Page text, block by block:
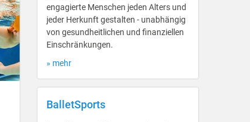
engagierte Menschen jeden Alters und
jeder Herkunft gestalten - unabhängig
von gesundheitlichen und finanziellen
Einschränkungen.
» mehr
BalletSports